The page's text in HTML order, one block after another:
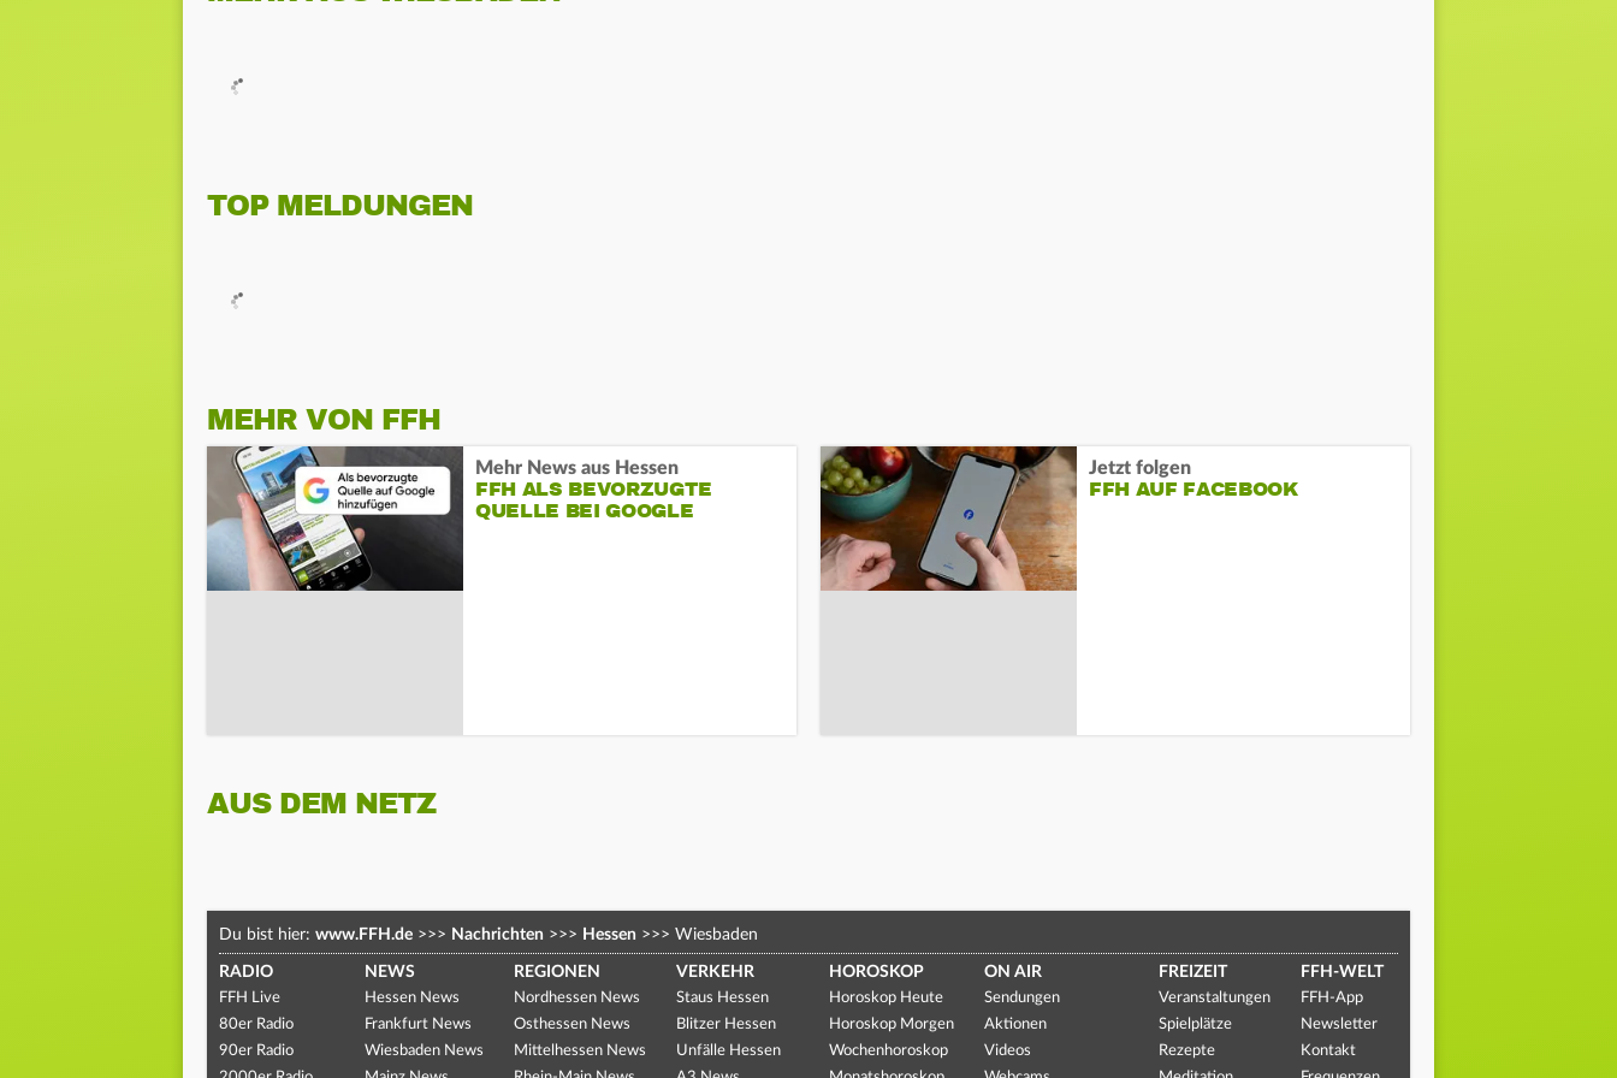
TOP MELDUNGEN
MEHR VON FFH
Mehr News aus Hessen
FFH ALS BEVORZUGTE
QUELLE BEI GOOGLE
Jetzt folgen
FFH AUF FACEBOOK
AUS DEM NETZ
Du bist hier: www.FFH.de >>> Nachrichten >>> Hessen >>> Wiesbaden
RADIO
FFH Live
80er Radio
90er Radio
NEWS
Hessen News
Frankfurt News
Wiesbaden News
REGIONEN
Nordhessen News
Osthessen News
Mittelhessen News
VERKEHR
Staus Hessen
Blitzer Hessen
Unfälle Hessen
HOROSKOP
Horoskop Heute
Horoskop Morgen
Wochenhoroskop
ON AIR
Sendungen
Aktionen
Videos
FREIZEIT
Veranstaltungen
Spielplätze
Rezepte
FFH-WELT
FFH-App
Newsletter
Kontakt